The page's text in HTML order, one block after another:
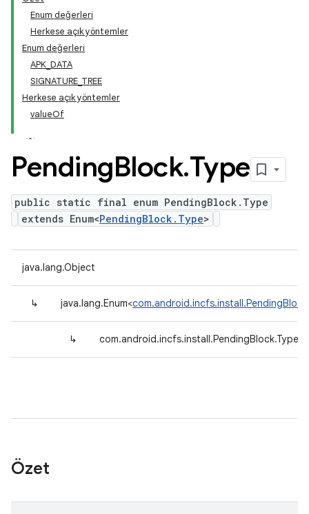
Enum değerleri
Herkese açık yöntemler
Enum değerleri
APK_DATA
SIGNATURE_TREE
Herkese açık yöntemler
valueOf
PendingBlock.Type
public static final enum PendingBlock.Type
extends Enum<PendingBlock.Type>
java.lang.Object
↳ java.lang.Enum<
↳ com.android.incfs.install.PendingBlock.Type
Özet